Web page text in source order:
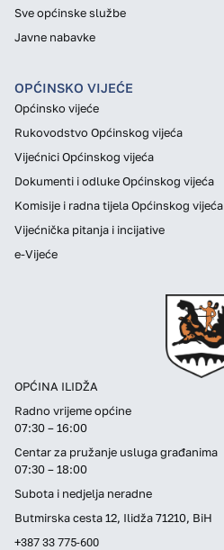
OPĆINA ILIDŽA
Radno vrijeme općine
07:30 – 16:00
Centar za pružanje usluga građanima
07:30 – 18:00
Subota i nedjelja neradne
Butmirska cesta 12, Ilidža 71210, BiH
+387 33 775-600
Sve općinske službe
Javne nabavke
OPĆINSKO VIJEĆE
Općinsko vijeće
Rukovodstvo Općinskog vijeća
Vijećnici Općinskog vijeća
Dokumenti i odluke Općinskog vijeća
Komisije i radna tijela Općinskog vijeća
Vijećnička pitanja i incijative
e-Vijeće